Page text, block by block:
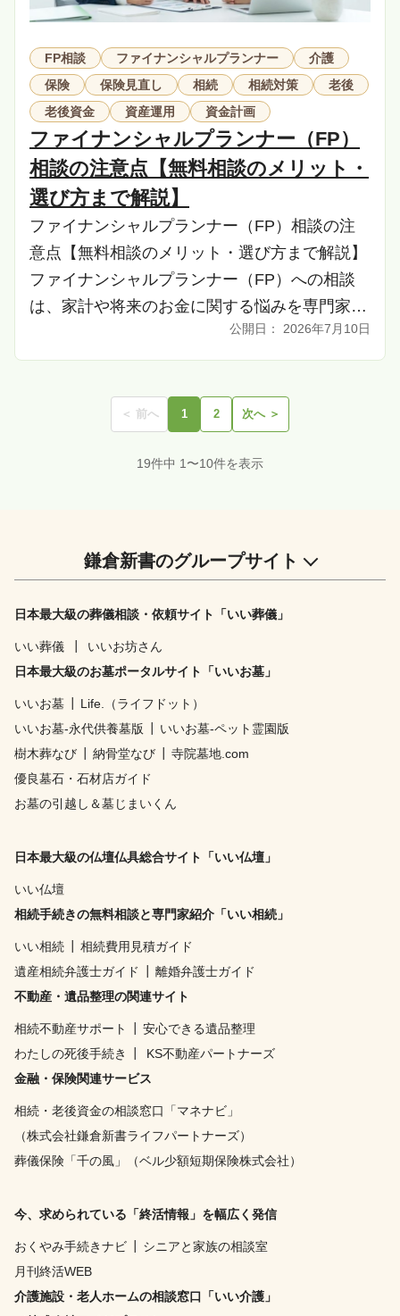
FP相談 ファイナンシャルプランナー
介護
保険
保険見直し 相続 相続対策
老後
老後資金
資産運用 資金計画
ファイナンシャルプランナー（FP）
相談の注意点【無料相談のメリット・
選び方まで解説】
ファイナンシャルプランナー（FP）相談の注
意点【無料相談のメリット・選び方まで解説】
ファイナンシャルプランナー（FP）への相談
は、家計や将来のお金に関する悩みを専門家の
視点から解決する有効な手段です。しかし、相
談相手の […]
2026年7月10日
＜ 前へ 1 2 次へ ＞
19件中 1〜10件を表示
鎌倉新書のグループサイト
日本最大級の葬儀相談・依頼サイト「いい葬儀」
いい葬儀
いいお坊さん
日本最大級のお墓ポータルサイト「いいお墓」
いいお墓
Life.（ライフドット）
いいお墓-永代供養墓版
いいお墓-ペット霊園版
樹木葬なび
納骨堂なび
寺院墓地.com
優良墓石・石材店ガイド
お墓の引越し＆墓じまいくん
日本最大級の仏壇仏具総合サイト「いい仏壇」
いい仏壇
相続手続きの無料相談と専門家紹介「いい相続」
いい相続
相続費用見積ガイド
遺産相続弁護士ガイド
離婚弁護士ガイド
不動産・遺品整理の関連サイト
相続不動産サポート
安心できる遺品整理
わたしの死後手続き
KS不動産パートナーズ
金融・保険関連サービス
相続・老後資金の相談窓口「マネナビ」
（株式会社鎌倉新書ライフパートナーズ）
葬儀保険「千の風」（ベル少額短期保険株式会社）
今、求められている「終活情報」を幅広く発信
おくやみ手続きナビ
シニアと家族の相談室
月刊終活WEB
介護施設・老人ホームの相談窓口「いい介護」